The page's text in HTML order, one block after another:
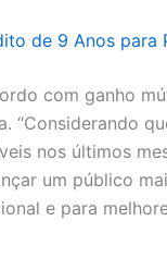
de 9 Anos para
com ganho
“Considerando
nos últimos
um público
e para